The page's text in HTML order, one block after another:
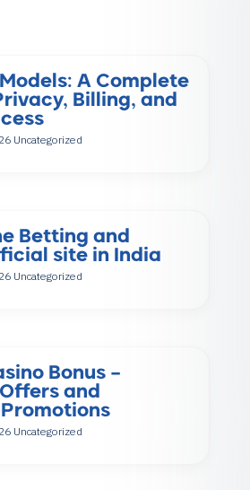
A Complete
Billing, and
Uncategorized
Betting and
site in India
Uncategorized
Bonus –
and
Uncategorized